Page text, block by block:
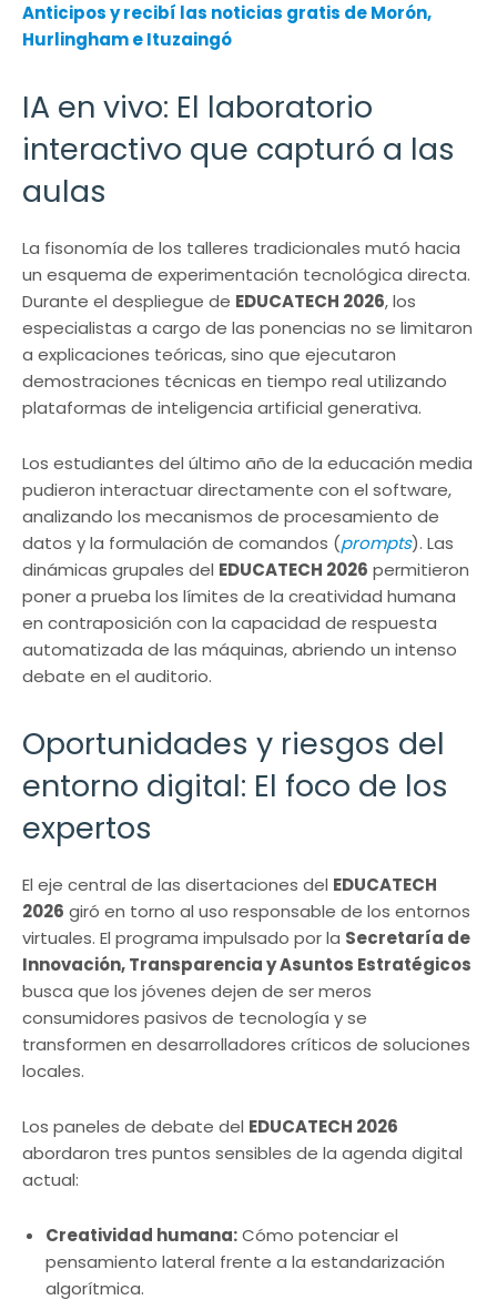
Anticiposy recibí las noticias gratis de Morón,
Hurlingham e Ituzaingó
IA en vivo: El laboratorio
interactivo que capturó a las
aulas
La fisonomía de los talleres tradicionales mutó hacia
un esquema de experimentación tecnológica directa.
Durante el despliegue de EDUCATECH 2026, los
especialistas a cargo de las ponencias no se limitaron
a explicaciones teóricas, sino que ejecutaron
demostraciones técnicas en tiempo real utilizando
plataformas de inteligencia artificial generativa.
Los estudiantes del último año de la educación media
pudieron interactuar directamente con el software,
analizando los mecanismos de procesamiento de
datos y la formulación de comandos (prompts). Las
dinámicas grupales del EDUCATECH 2026 permitieron
poner a prueba los límites de la creatividad humana
en contraposición con la capacidad de respuesta
automatizada de las máquinas, abriendo un intenso
debate en el auditorio.
Oportunidades y riesgos del
entorno digital: El foco de los
expertos
El eje central de las disertaciones del EDUCATECH
2026 giró en torno al uso responsable de los entornos
virtuales. El programa impulsado por la Secretaría de
Innovación, Transparencia y Asuntos Estratégicos
busca que los jóvenes dejen de ser meros
consumidores pasivos de tecnología y se
transformen en desarrolladores críticos de soluciones
locales.
Los paneles de debate del EDUCATECH 2026
abordaron tres puntos sensibles de la agenda digital
actual:
Creatividad humana:Cómo potenciar el
pensamiento lateral frente a la estandarización
algorítmica.